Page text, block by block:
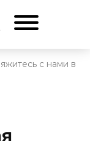
с нами в